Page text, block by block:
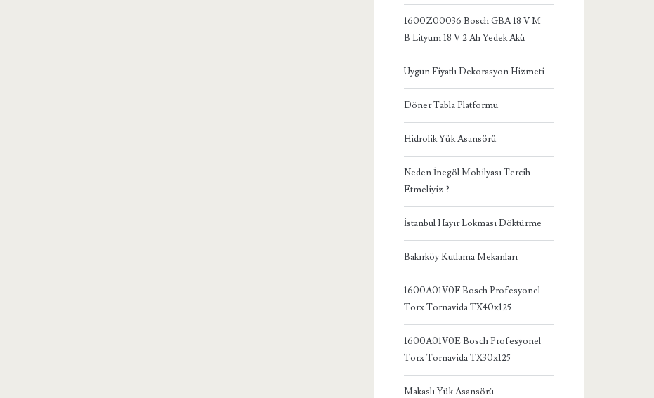
1600Z00036 Bosch GBA 18 V M-
B Lityum 18 V 2 Ah Yedek Akü
Uygun Fiyatlı Dekorasyon Hizmeti
Döner Tabla Platformu
Hidrolik Yük Asansörü
Neden İnegöl Mobilyası Tercih
Etmeliyiz ?
İstanbul Hayır Lokması Döktürme
Bakırköy Kutlama Mekanları
1600A01V0F Bosch Profesyonel
Torx Tornavida TX40x125
1600A01V0E Bosch Profesyonel
Torx Tornavida TX30x125
Makaslı Yük Asansörü